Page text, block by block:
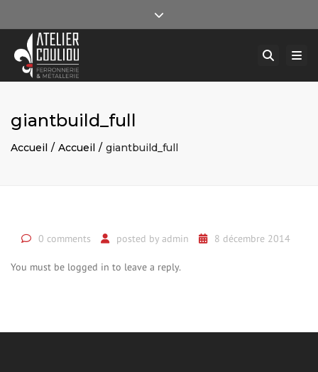
contact@atelier-couliou.fr 02 41 78 78 74
Close top bar
giantbuild_full
Accueil Accueil giantbuild_full
0 comments posted by admin 8 décembre 2014
You must be logged in to leave a reply.